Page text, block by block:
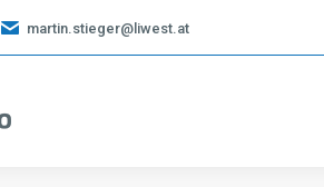
martin.stieger@liwest.at